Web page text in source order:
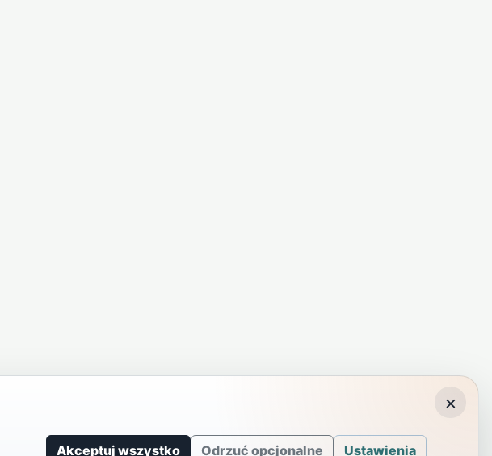
Akceptuj wszystko Odrzuć opcjonalne Ustawienia
×